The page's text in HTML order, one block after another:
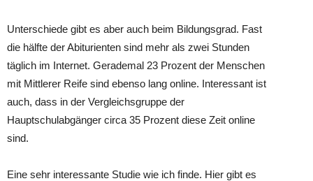
Unterschiede gibt es aber auch beim Bildungsgrad. Fast
die hälfte der Abiturienten sind mehr als zwei Stunden
täglich im Internet. Gerademal 23 Prozent der Menschen
mit Mittlerer Reife sind ebenso lang online. Interessant ist
auch, dass in der Vergleichsgruppe der
Hauptschulabgänger circa 35 Prozent diese Zeit online
sind.
Eine sehr interessante Studie wie ich finde. Hier gibt es